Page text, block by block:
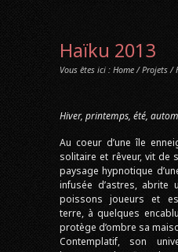
Haïku 2013
Vous êtes ici : Home/Projets/
Hiver, printemps, été,
Au coeur d’une île
solitaire et rêveur, vit de
paysage hypnotique
infusée d’astres, abrite
poissons joueurs et
terre, à quelques
protège d’ombre sa
Contemplatif, son